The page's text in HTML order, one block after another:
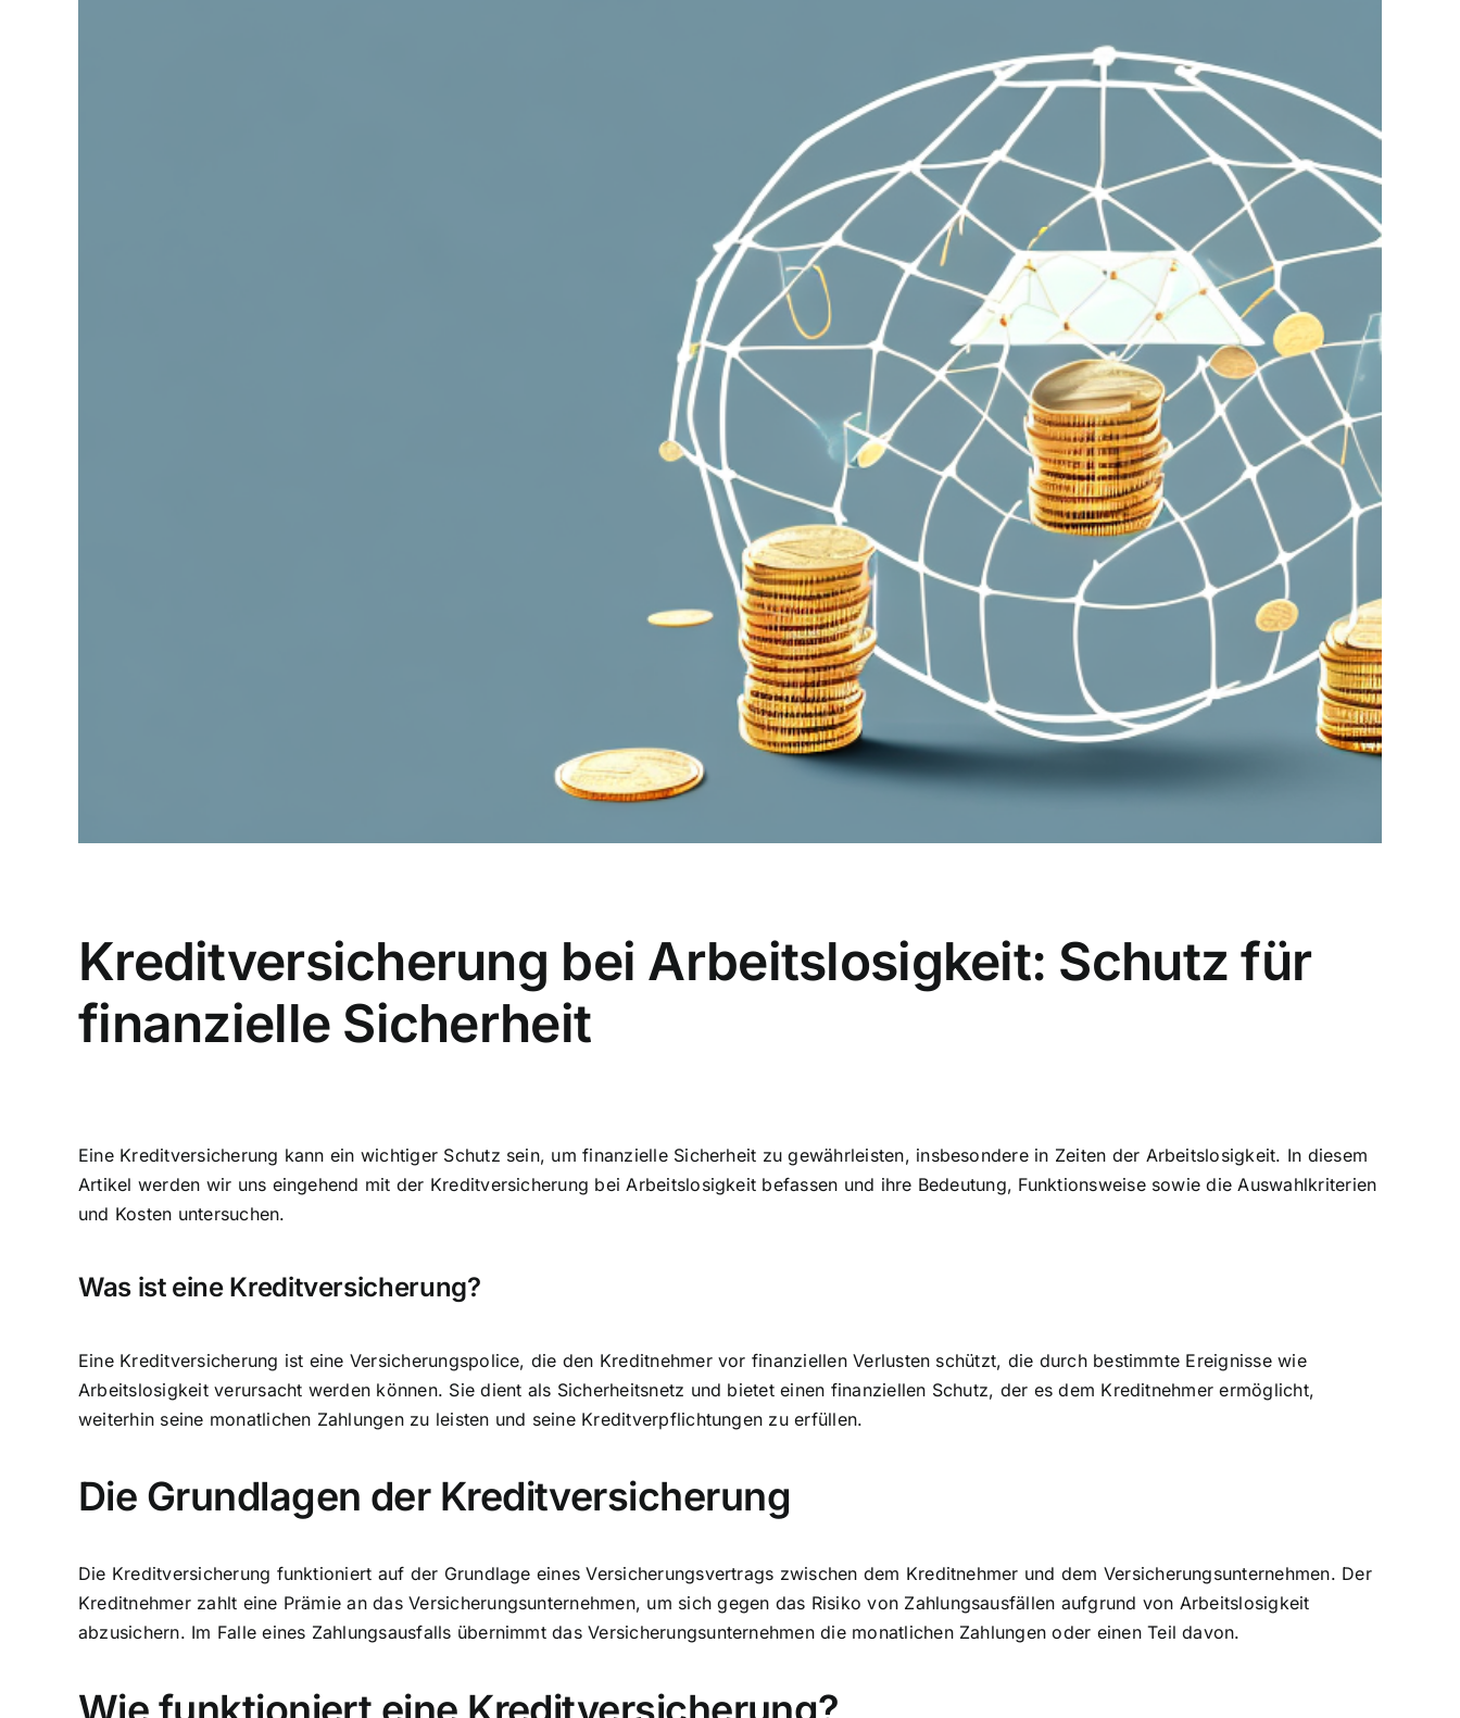
Kreditversicherung bei Arbeitslosigkeit: Schutz für
finanzielle Sicherheit
Eine Kreditversicherung kann ein wichtiger Schutz sein, umfinanzielle Sicherheit zu gewährleisten, insbesondere in Zeiten der Arbeitslosigkeit. In diesem
Artikel werden wir uns eingehend mit der Kreditversicherung bei Arbeitslosigkeit befassen und ihre Bedeutung, Funktionsweise sowie die Auswahlkriterien
und Kosten untersuchen.
Was ist eine Kreditversicherung?
Eine Kreditversicherung ist eine Versicherungspolice, die den Kreditnehmer vor finanziellen Verlusten schützt, die durch bestimmte Ereignisse wie
Arbeitslosigkeit verursacht werden können. Sie dient als Sicherheitsnetz und bietet einen finanziellen Schutz, der es dem Kreditnehmer ermöglicht,
weiterhin seine monatlichen Zahlungen zu leisten und seine Kreditverpflichtungen zu erfüllen.
Die Grundlagen der Kreditversicherung
Die Kreditversicherung funktioniert auf der Grundlage eines Versicherungsvertrags zwischen dem Kreditnehmer und dem Versicherungsunternehmen. Der
Kreditnehmer zahlt eine Prämie an das Versicherungsunternehmen, um sich gegen das Risiko von Zahlungsausfällen aufgrund von Arbeitslosigkeit
abzusichern. Im Falle eines Zahlungsausfalls übernimmt das Versicherungsunternehmen die monatlichen Zahlungen oder einen Teil davon.